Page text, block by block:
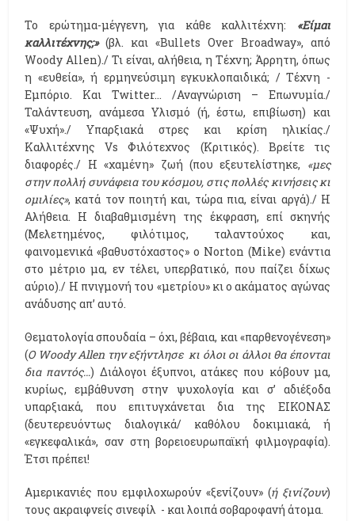
Το ερώτημα-μέγγενη, για κάθε καλλιτέχνη: «Είμαι
καλλιτέχνης;»(βλ. και «Bullets Over Broadway», από
Woody Allen)./ Τι είναι, αλήθεια, η Τέχνη; Άρρητη, όπως
η «ευθεία», ή ερμηνεύσιμη εγκυκλοπαιδικά; / Τέχνη -
Εμπόριο. Και Twitter… /Αναγνώριση – Επωνυμία./
Ταλάντευση, ανάμεσα Υλισμό (ή, έστω, επιβίωση) και
«Ψυχή»./ Υπαρξιακά στρες και κρίση ηλικίας./
Καλλιτέχνης Vs Φιλότεχνος (Κριτικός). Βρείτε τις
διαφορές./ Η «χαμένη» ζωή (που εξευτελίστηκε, «μες
στην πολλή συνάφεια του κόσμου, στις πολλές κινήσεις κι
ομιλίες», κατά τον ποιητή και, τώρα πια, είναι αργά)./ Η
Αλήθεια. Η διαβαθμισμένη της έκφραση, επί σκηνής
(Μελετημένος, φιλότιμος, ταλαντούχος και,
φαινομενικά «βαθυστόχαστος» ο Norton (Mike) ενάντια
στο μέτριο μα, εν τέλει, υπερβατικό, που παίζει δίχως
αύριο)./ Η πνιγμονή του «μετρίου» κι ο ακάματος αγώνας
ανάδυσης απ’ αυτό.
Θεματολογία σπουδαία – όχι, βέβαια, και «παρθενογένεση»
(Ο Woody Allen την εξήντλησε κι όλοι οι άλλοι θα έπονται
δια παντός…) Διάλογοι έξυπνοι, ατάκες που κόβουν μα,
κυρίως, εμβάθυνση στην ψυχολογία και σ’ αδιέξοδα
υπαρξιακά, που επιτυγχάνεται δια της ΕΙΚΟΝΑΣ
(δευτερευόντως διαλογικά/ καθόλου δοκιμιακά, ή
«εγκεφαλικά», σαν στη βορειοευρωπαϊκή φιλμογραφία).
Έτσι πρέπει!
Αμερικανιές που εμφιλοχωρούν «ξενίζουν» (ή ξινίζουν)
τους ακραιφνείς σινεφίλ - και λοιπά σοβαροφανή άτομα.